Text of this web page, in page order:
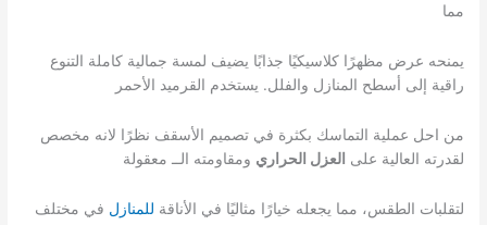
مما
يمنحه عرض مظهرًا كلاسيكيًا جذابًا يضيف لمسة جمالية كاملة التنوع
راقية إلى أسطح المنازل والفلل. يستخدم القرميد الأحمر
من احل عملية التماسك بكثرة في تصميم الأسقف نظرًا لانه مخصص
لقدرته العالية على العزل الحراري ومقاومته الــ معقولة
لتقلبات الطقس، مما يجعله خيارًا مثاليًا في الأناقة للمنازل في مختلف